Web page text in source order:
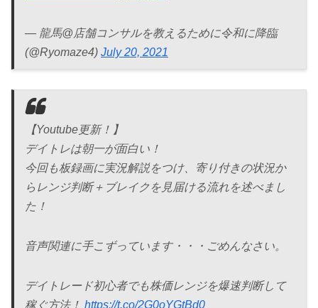
— 龍馬@店舗コンサルを教えるために令和に降臨
(@Ryomaze4) July 20, 2021
【Youtube更新！】
デイトレは朝一が面白い！
今回も板録画に実況解説をつけ、寄り付きの状況か
らレンジ判断＋ブレイクを見届ける流れを述べまし
た！
音声関連に手こずっています・・・ごめんなさい。
デイトレード初心者でも株価レンジを爆速判断して
稼ぐ方法！ https://t.co/2G0oYGtBd0